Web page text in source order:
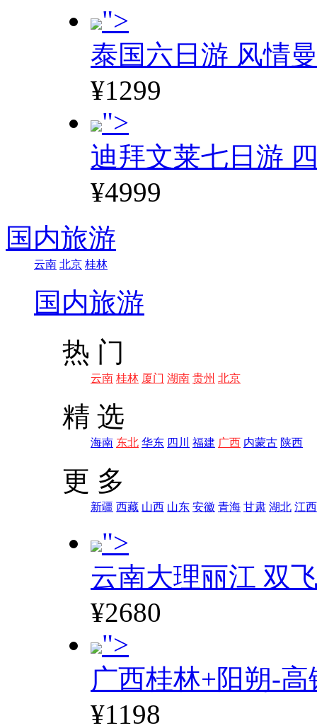
">
泰国六日游 风情
¥1299
">
迪拜文莱七日游
¥4999
国内旅游
云南 北京 桂林
国内旅游
热 门
云南 桂林 厦门 湖南 贵州 北京
精 选
海南 东北 华东 四川 福建 广西 内蒙古 陕西
更 多
新疆 西藏 山西 山东 安徽 青海 甘肃 湖北 江西
">
云南大理丽江 双
¥2680
">
广西桂林+阳朔-高
¥1198